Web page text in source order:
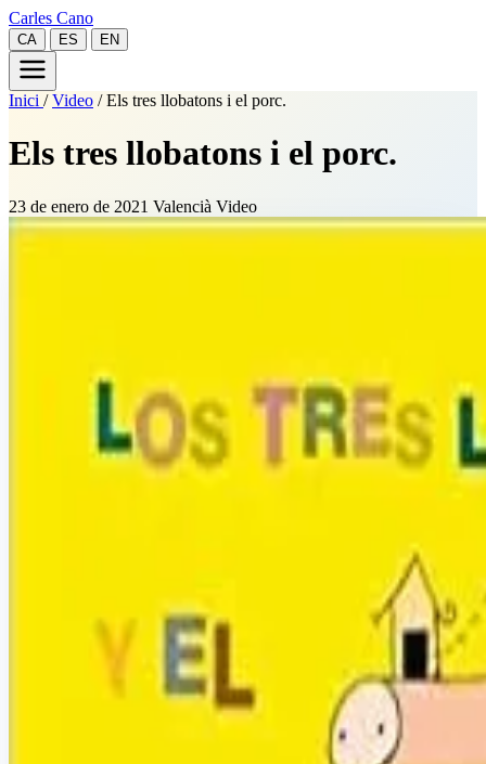
Carles Cano
CA ES EN
Inici / Video / Els tres llobatons i el porc.
Els tres llobatons i el porc.
23 de enero de 2021 Valencià Video